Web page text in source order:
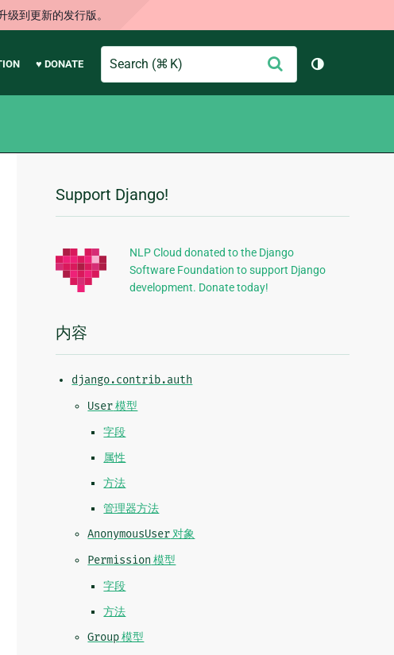
到更新的发行版。
♥ DONATE
Search
交
切换主题（
附
加
信
息
Support Django!
NLP Cloud donated to the Django
Software Foundation to support Django
development. Donate today!
内容
django.contrib.auth
User模型
字段
属性
方法
管理器方法
AnonymousUser对象
Permission 模型
字段
方法
Group模型